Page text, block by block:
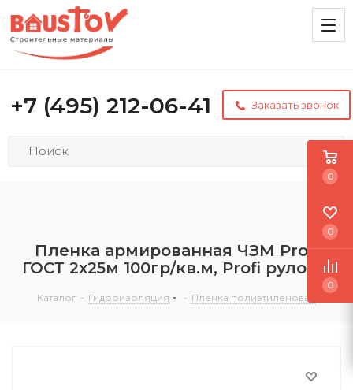
+7 (495) 212-06-41 Заказать звонок
Пленка армированная ЧЗМ Profi
ГОСТ 2х25м 100гр/кв.м, Profi рулоны
Каталог - Гидроизоляция - Пленка полиэтиленовая
0
0
0